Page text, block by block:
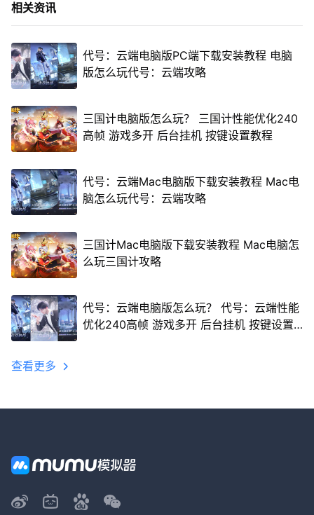
相关资讯
代号：云端电脑版PC端下载安装教程 电脑
版怎么玩代号：云端攻略
三国计电脑版怎么玩？ 三国计性能优化240
高帧 游戏多开 后台挂机 按键设置教程
代号：云端Mac电脑版下载安装教程 Mac电
脑怎么玩代号：云端攻略
三国计Mac电脑版下载安装教程 Mac电脑怎
么玩三国计攻略
代号：云端电脑版怎么玩？ 代号：云端性能
优化240高帧 游戏多开 后台挂机 按键设置
查看更多